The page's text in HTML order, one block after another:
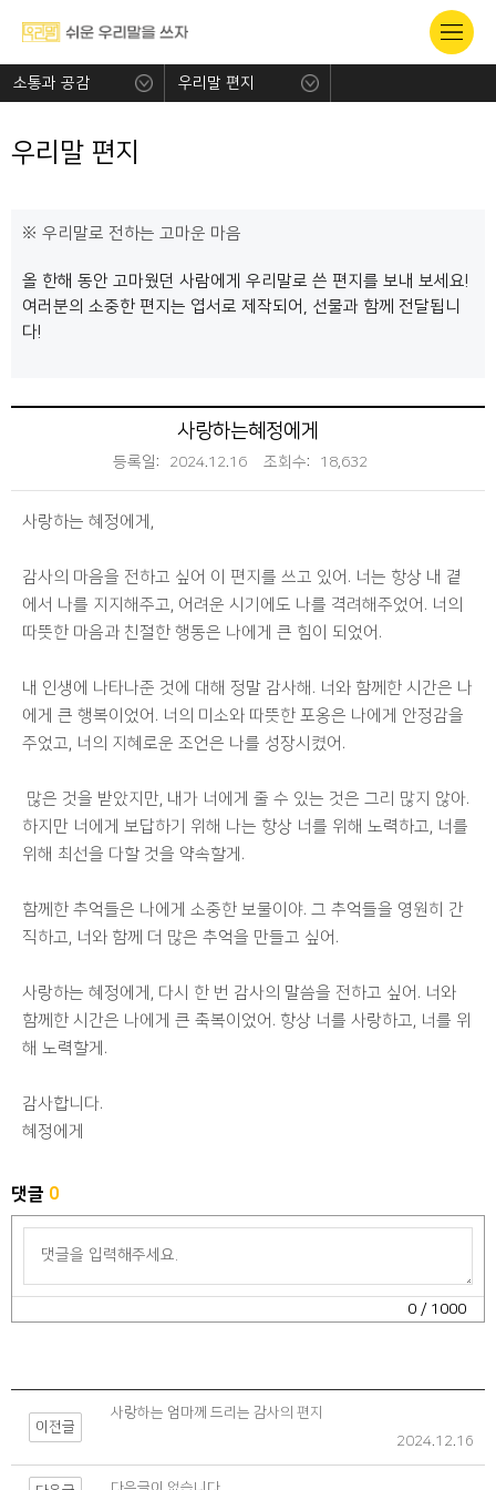
소통과 공감 우리말 편지
우리말 편지
우리말로 전하는 고마운 마음
올 한해 동안 고마웠던 사람에게 우리말로 쓴 편지를 보내 보세요!
여러분의 소중한 편지는 엽서로 제작되어, 선물과 함께 전달됩니
다!
사랑하는혜정에게
등록일: 2024.12.16 조회수: 18,632
사랑하는 혜정에게,
감사의 마음을 전하고 싶어 이 편지를 쓰고 있어. 너는 항상 내 곁
에서 나를 지지해주고, 어려운 시기에도 나를 격려해주었어. 너의
따뜻한 마음과 친절한 행동은 나에게 큰 힘이 되었어.
내 인생에 나타나준 것에 대해 정말 감사해. 너와 함께한 시간은 나
에게 큰 행복이었어. 너의 미소와 따뜻한 포옹은 나에게 안정감을
주었고, 너의 지혜로운 조언은 나를 성장시켰어.
많은 것을 받았지만, 내가 너에게 줄 수 있는 것은 그리 많지 않아.
하지만 너에게 보답하기 위해 나는 항상 너를 위해 노력하고, 너를
위해 최선을 다할 것을 약속할게.
함께한 추억들은 나에게 소중한 보물이야. 그 추억들을 영원히 간
직하고, 너와 함께 더 많은 추억을 만들고 싶어.
사랑하는 혜정에게, 다시 한 번 감사의 말씀을 전하고 싶어. 너와
함께한 시간은 나에게 큰 축복이었어. 항상 너를 사랑하고, 너를 위
해 노력할게.
감사합니다.
혜정에게
댓글 0
0 / 1000
이전글
사랑하는 엄마께 드리는 감사의 편지
2024.12.16